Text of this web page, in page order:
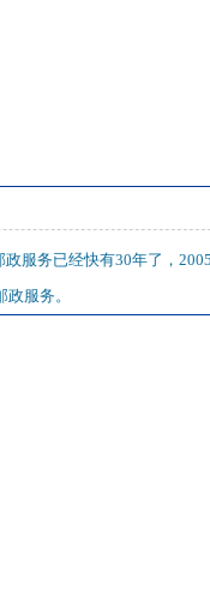
服务已经快有30年了，
服务。